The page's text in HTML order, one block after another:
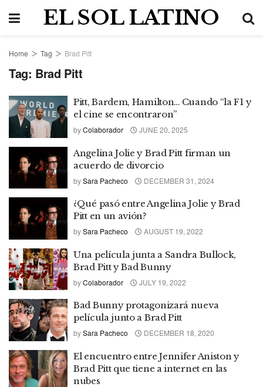
EL SOL LATINO
Home Tag Brad Pitt
Tag: Brad Pitt
Pitt, Bardem, Hamilton… Cuando “la F1 y
el cine se encontraron”
byColaborador JUNE 20, 2025
Angelina Jolie y Brad Pitt firman un
acuerdo de divorcio
bySara Pacheco DECEMBER 31, 2024
¿Qué pasó entre Angelina Jolie y Brad
Pitt en un avión?
bySara Pacheco AUGUST 19, 2022
Una película junta a Sandra Bullock,
Brad Pitt y Bad Bunny
byColaborador JULY 19, 2022
Bad Bunny protagonizará nueva
película junto a Brad Pitt
bySara Pacheco DECEMBER 18, 2020
El encuentro entre Jennifer Aniston y
Brad Pitt que tiene a internet en las
nubes